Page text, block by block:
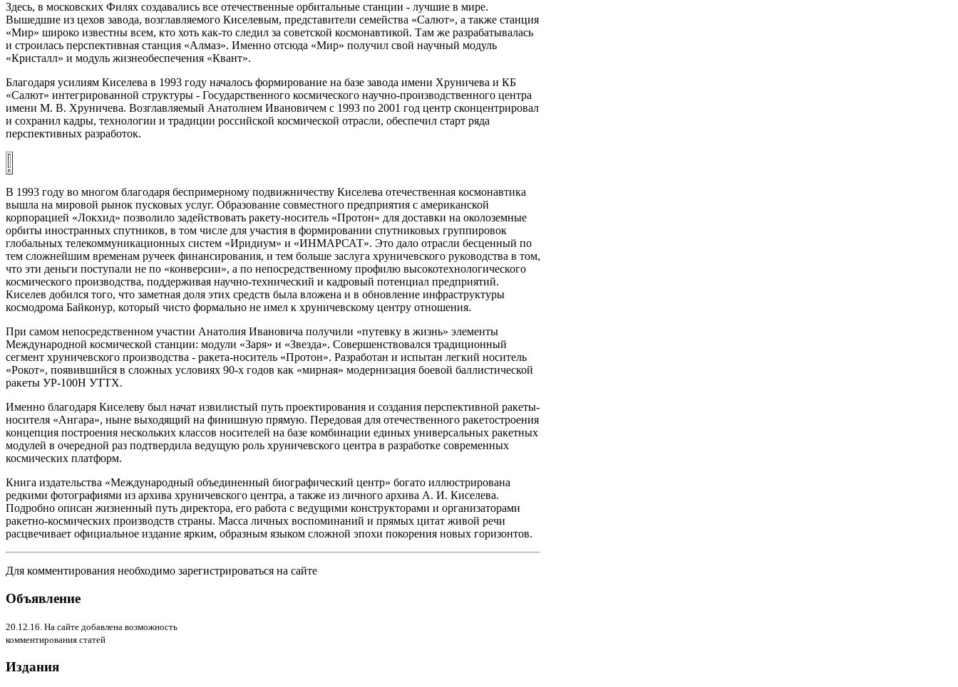
Здесь, в московских Филях создавались все отечественные орбитальные станции - лучшие в мире.
Вышедшие из цехов завода, возглавляемого Киселевым, представители семейства «Салют», а также станция
«Мир» широко известны всем, кто хоть как-то следил за советской космонавтикой. Там же разрабатывалась
и строилась перспективная станция «Алмаз». Именно отсюда «Мир» получил свой научный модуль
«Кристалл» и модуль жизнеобеспечения «Квант».
Благодаря усилиям Киселева в 1993 году началось формирование на базе завода имени Хруничева и КБ
«Салют» интегрированной структуры - Государственного космического научно-производственного центра
имени М. В. Хруничева. Возглавляемый Анатолием Ивановичем с 1993 по 2001 год центр сконцентрировал
и сохранил кадры, технологии и традиции российской космической отрасли, обеспечил старт ряда
перспективных разработок.
В 1993 году во многом благодаря беспримерному подвижничеству Киселева отечественная космонавтика
вышла на мировой рынок пусковых услуг. Образование совместного предприятия с американской
корпорацией «Локхид» позволило задействовать ракету-носитель «Протон» для доставки на околоземные
орбиты иностранных спутников, в том числе для участия в формировании спутниковых группировок
глобальных телекоммуникационных систем «Иридиум» и «ИНМАРСАТ». Это дало отрасли бесценный по
тем сложнейшим временам ручеек финансирования, и тем больше заслуга хруничевского руководства в том,
что эти деньги поступали не по «конверсии», а по непосредственному профилю высокотехнологического
космического производства, поддерживая научно-технический и кадровый потенциал предприятий.
Киселев добился того, что заметная доля этих средств была вложена и в обновление инфраструктуры
космодрома Байконур, который чисто формально не имел к хруничевскому центру отношения.
При самом непосредственном участии Анатолия Ивановича получили «путевку в жизнь» элементы
Международной космической станции: модули «Заря» и «Звезда». Совершенствовался традиционный
сегмент хруничевского производства - ракета-носитель «Протон». Разработан и испытан легкий носитель
«Рокот», появившийся в сложных условиях 90-х годов как «мирная» модернизация боевой баллистической
ракеты УР-100Н УТТХ.
Именно благодаря Киселеву был начат извилистый путь проектирования и создания перспективной ракеты-
носителя «Ангара», ныне выходящий на финишную прямую. Передовая для отечественного ракетостроения
концепция построения нескольких классов носителей на базе комбинации единых универсальных ракетных
модулей в очередной раз подтвердила ведущую роль хруничевского центра в разработке современных
космических платформ.
Книга издательства «Международный объединенный биографический центр» богато иллюстрирована
редкими фотографиями из архива хруничевского центра, а также из личного архива А. И. Киселева.
Подробно описан жизненный путь директора, его работа с ведущими конструкторами и организаторами
ракетно-космических производств страны. Масса личных воспоминаний и прямых цитат живой речи
расцвечивает официальное издание ярким, образным языком сложной эпохи покорения новых горизонтов.
Для комментирования необходимо зарегистрироваться на сайте
Объявление
20.12.16. На сайте добавлена возможность
комментирования статей
Издания